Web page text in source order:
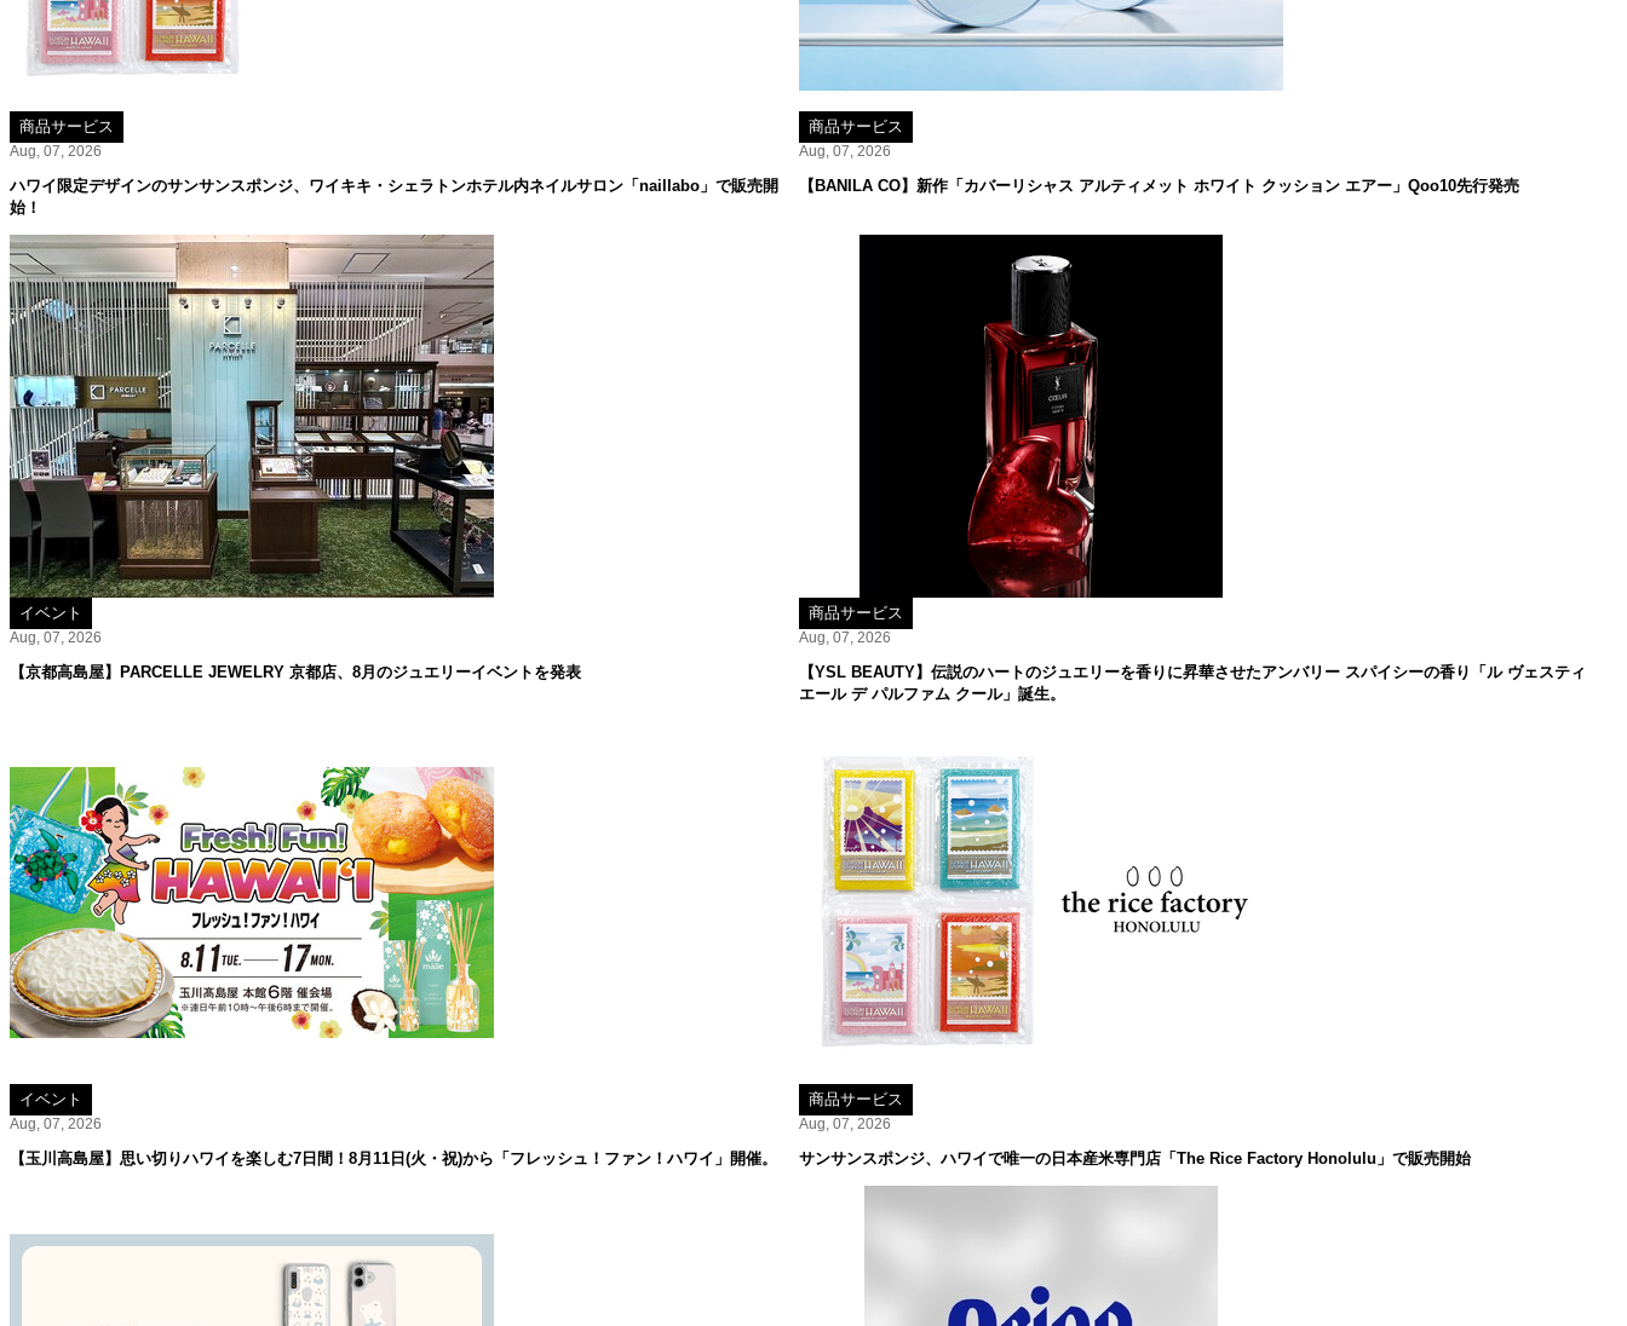
商品サービス
Aug, 07, 2026
ハワイ限定デザインのサンサンスポンジ、ワイキキ・シェラトンホテル内ネイルサロン「naillabo」で販売開
始！
商品サービス
Aug, 07, 2026
【BANILA CO】新作「カバーリシャス アルティメット ホワイト クッション エアー」Qoo10先行発売
イベント
Aug, 07, 2026
【京都高島屋】PARCELLE JEWELRY 京都店、8月のジュエリーイベントを発表
商品サービス
Aug, 07, 2026
【YSL BEAUTY】伝説のハートのジュエリーを香りに昇華させたアンバリー スパイシーの香り「ル ヴェスティ
エール デ パルファム クール」誕生。
イベント
Aug, 07, 2026
【玉川高島屋】思い切りハワイを楽しむ7日間！8月11日(火・祝)から「フレッシュ！ファン！ハワイ」開催。
商品サービス
Aug, 07, 2026
サンサンスポンジ、ハワイで唯一の日本産米専門店「The Rice Factory Honolulu」で販売開始